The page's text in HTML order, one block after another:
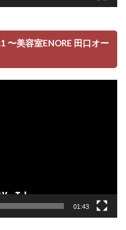
〜美容室ENORE 田口オー
01:43